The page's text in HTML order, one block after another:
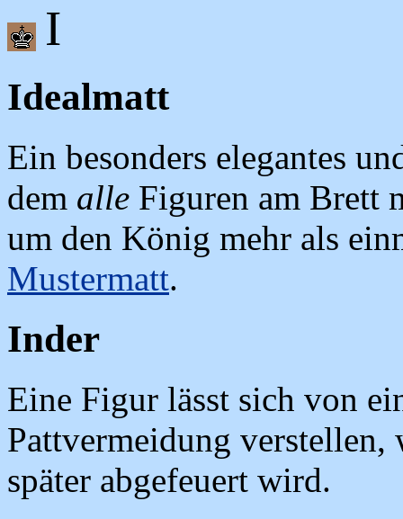
I
Idealmatt
Ein besonders elegantes
dem alle Figuren am Brett
um den König mehr als
Mustermatt.
Inder
Eine Figur lässt sich von
Pattvermeidung verstellen,
später abgefeuert wird.